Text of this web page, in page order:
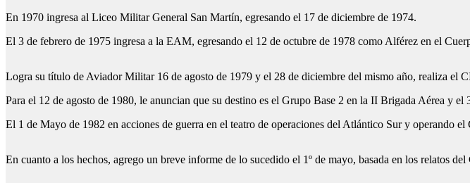
En 1970 ingresa al Liceo Militar General San Martín, egresando el 17 de diciembre de 1974.
El 3 de febrero de 1975 ingresa a la EAM, egresando el 12 de octubre de 1978 como Alférez en el
Logra su título de Aviador Militar 16 de agosto de 1979 y el 28 de diciembre del mismo año, realiza el
Para el 12 de agosto de 1980, le anuncian que su destino es el Grupo Base 2 en la II Brigada Aérea y el
El 1 de Mayo de 1982 en acciones de guerra en el teatro de operaciones del Atlántico Sur y operando
En cuanto a los hechos, agrego un breve informe de lo sucedido el 1º de mayo, basada en los relatos